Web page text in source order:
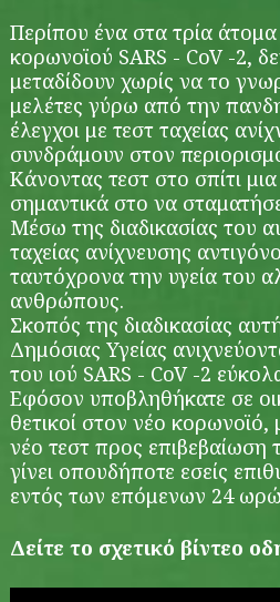
Περίπου ένα στα τρία
κορωνοϊού SARS - CoV -2,
μεταδίδουν χωρίς να το
μελέτες γύρω από την
έλεγχοι με τεστ ταχείας
συνδράμουν στον
Κάνοντας τεστ στο σπίτι
σημαντικά στο να
Μέσω της διαδικασίας του
ταχείας ανίχνευσης
ταυτόχρονα την υγεία του
ανθρώπους.
Σκοπός της διαδικασίας
Δημόσιας Υγείας
του ιού SARS - CoV -2
Εφόσον υποβληθήκατε σε
θετικοί στον νέο κορωνοϊό,
νέο τεστ προς
γίνει οπουδήποτε εσείς
εντός των επόμενων 24
Δείτε το σχετικό βίντεο